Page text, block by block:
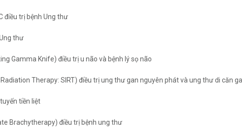
điều trị bệnh Ung thư
thư
Gamma Knife) điều trị u não và bệnh lý sọ não
Therapy: SIRT) điều trị ung thư gan nguyên phát và ung thư di căn
tiền liệt
Brachytherapy) điều trị bệnh ung thư